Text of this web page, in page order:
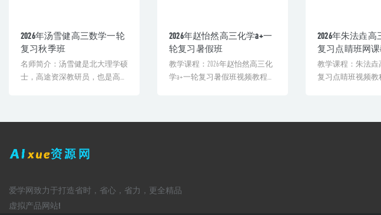
2026年汤雪健高三数学一轮
复习秋季班
名师简介：汤雪健是北大理学硕
士，高途资深教研员，也是高考
2026年赵怡然高三化学a+一
轮复习暑假班
教学课程：2026年赵怡然高三化
学a+一轮复习暑假班视频教程
2026年朱法垚
复习点睛班网
教学课程：朱法垚
复习点睛班视频教
爱学网致力于打造省时，省心，省力，更全精品
虚拟产品网站!